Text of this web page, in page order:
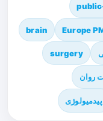
Europe
brain
surgery
روان